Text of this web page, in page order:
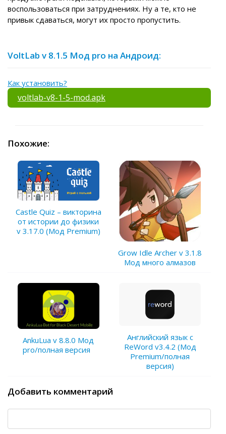
воспользоваться при затруднениях. Ну а те, кто не
привык сдаваться, могут их просто пропустить.
VoltLab v 8.1.5 Мод pro на Андроид:
Как установить?
voltlab-v8-1-5-mod.apk
Похожие:
Castle Quiz – викторина
от истории до физики
v 3.17.0 (Мод Premium)
Grow Idle Archer v 3.1.8
Мод много алмазов
AnkuLua v 8.8.0 Мод
pro/полная версия
Английский язык с
ReWord v3.4.2 (Мод
Premium/полная
версия)
Добавить комментарий